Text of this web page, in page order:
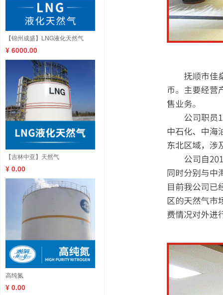
【锦州成盛】LNG液化天然气
¥ 6000.00
【吉林中亚】天然气
¥ 0.00
高纯氮
¥ 0.00